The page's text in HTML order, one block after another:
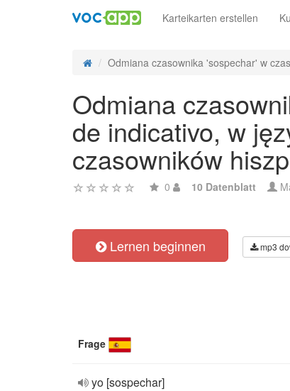
Karteikarten erstellen
Odmiana czasownika 'sospechar' w
Odmiana
de indicativo, w
czasowników
0 10 Datenblatt
Lernen beginnen mp3
Frage
yo [sospechar]